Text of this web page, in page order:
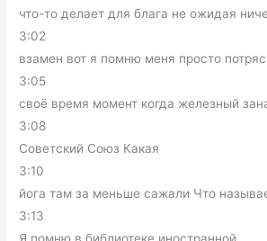
что-то делает для блага не ожидая
3:02
взамен вот я помню меня просто
3:05
своё время момент когда железный
3:08
Советский Союз Какая
3:10
йога там за меньше сажали Что
3:13